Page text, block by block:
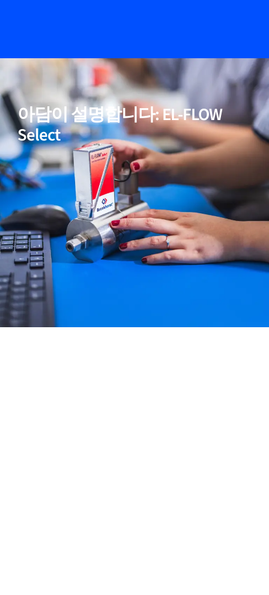
05
고순도 및 저 ΔP 응용을 위한 모델 포함
06
입증된 성능
아담이 설명합니다: EL-FLOW
Select